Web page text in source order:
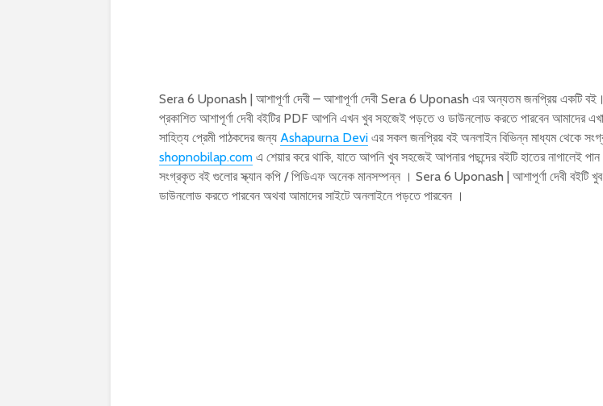
Sera 6 Uponash | আশাপূর্ণা দেবী – আশাপূর্ণা দেবী Sera 6 Uponash এর অন্যতম জনপ্রিয় একটি বই।
প্রকাশিত আশাপূর্ণা দেবী বইটির PDF আপনি এখন খুব সহজেই পড়তে ও ডাউনলোড করতে পারবেন আমাদের
সাহিত্য প্রেমী পাঠকদের জন্য Ashapurna Devi এর সকল জনপ্রিয় বই অনলাইন বিভিন্ন মাধ্যম থেকে
shopnobilap.com এ শেয়ার করে থাকি, যাতে আপনি খুব সহজেই আপনার পছন্দের বইটি হাতের নাগালেই
সংগ্রকৃত বই গুলোর স্ক্যান কপি / পিডিএফ অনেক মানসম্পন্ন । Sera 6 Uponash | আশাপূর্ণা দেবী বইটি
ডাউনলোড করতে পারবেন অথবা আমাদের সাইটে অনলাইনে পড়তে পারবেন ।